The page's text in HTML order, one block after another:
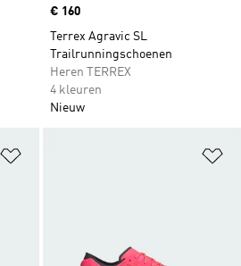
Price
€ 160
Terrex Agravic SL
Trailrunningschoenen
Heren TERREX
4 kleuren
Nieuw